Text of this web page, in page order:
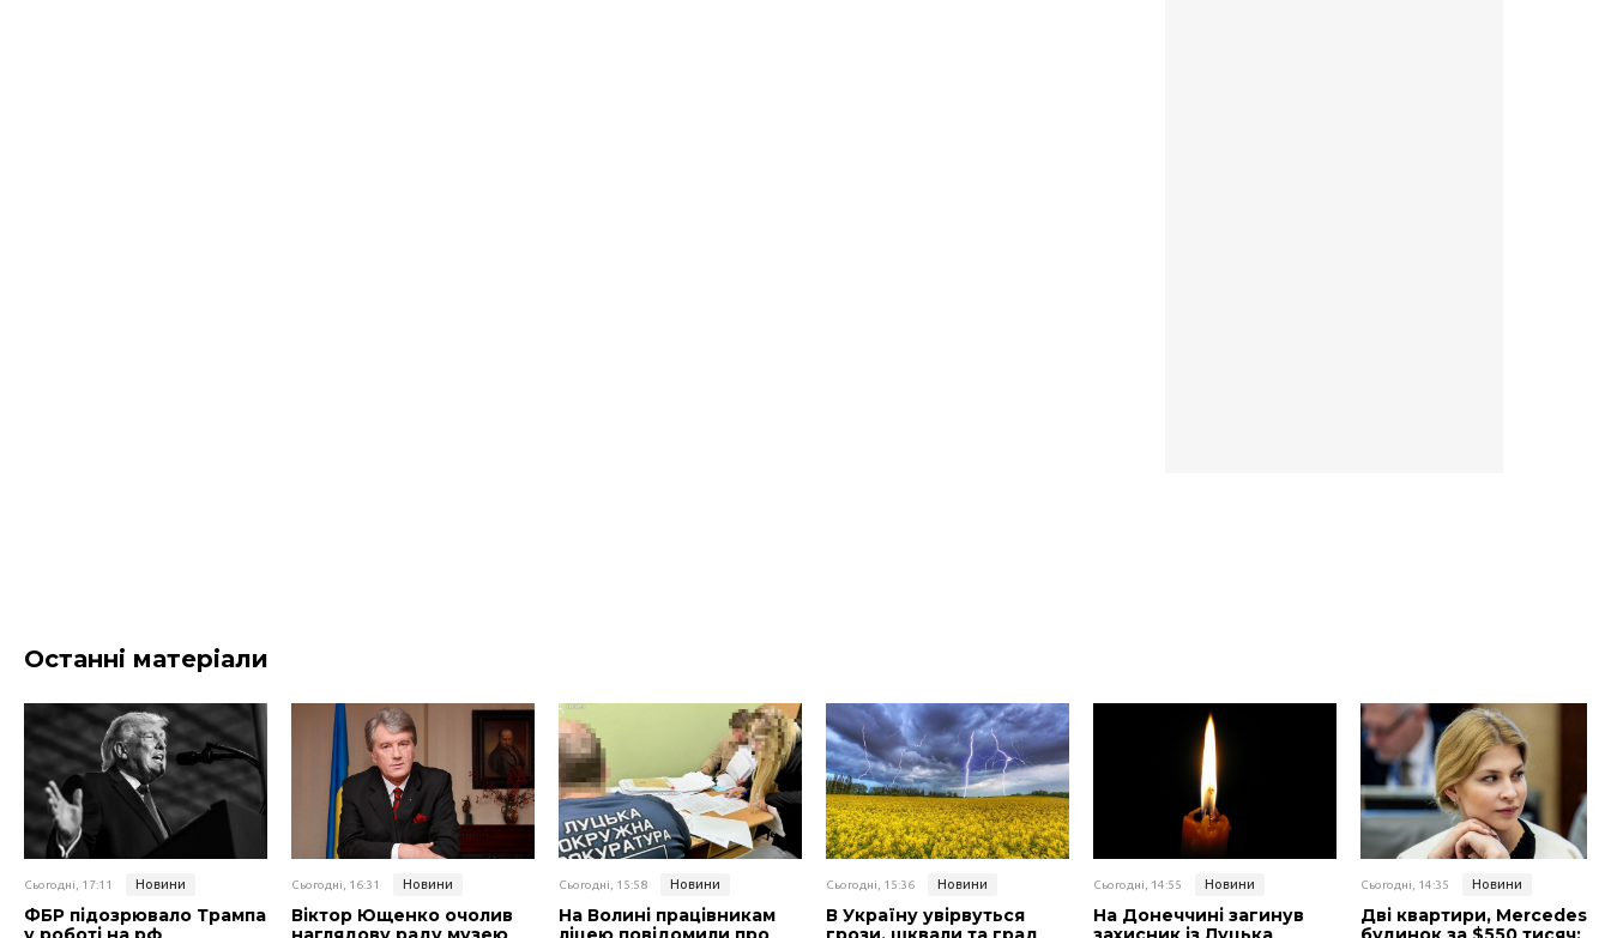
Останні матеріали
Сьогодні, 17:11 Новини
ФБР підозрювало Трампа
Сьогодні, 16:31 Новини
Віктор Ющенко очолив
Сьогодні, 15:58 Новини
На Волині працівникам
Сьогодні, 15:36 Новини
В Україну увірвуться
Сьогодні, 14:55 Новини
На Донеччині загинув
Сьогодні, 14:35 Новини
Дві квартири, Mercedes і